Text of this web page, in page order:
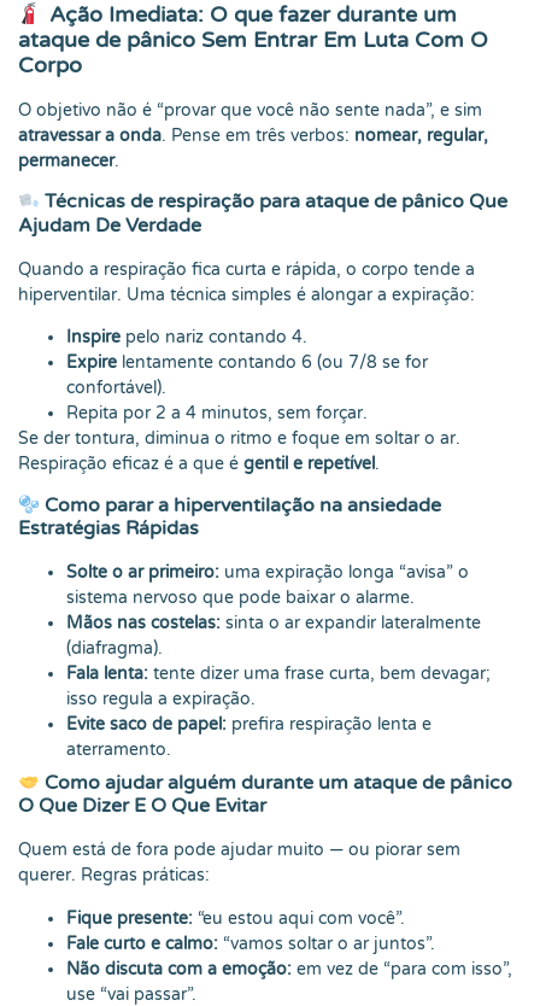
Ação Imediata: O que fazer durante um
ataque de pânico Sem Entrar Em Luta Com O
Corpo
O objetivo não é “provar que você não sente nada”, e sim
atravessar a onda. Pense em três verbos: nomear, regular,
permanecer.
Técnicas de respiração para ataque de pânico Que
Ajudam De Verdade
Quando a respiração fica curta e rápida, o corpo tende a
hiperventilar. Uma técnica simples é alongar a expiração:
Inspire pelo nariz contando 4.
Expire lentamente contando 6 (ou 7/8 se for
confortável).
Repita por 2 a 4 minutos, sem forçar.
Se der tontura, diminua o ritmo e foque em soltar o ar.
Respiração eficaz é a que é gentil e repetível.
Como parar a hiperventilação na ansiedade
Estratégias Rápidas
Solte o ar primeiro: uma expiração longa “avisa” o
sistema nervoso que pode baixar o alarme.
Mãos nas costelas: sinta o ar expandir lateralmente
(diafragma).
Fala lenta: tente dizer uma frase curta, bem devagar;
isso regula a expiração.
Evite saco de papel: prefira respiração lenta e
aterramento.
Como ajudar alguém durante um ataque de pânico
O Que Dizer E O Que Evitar
Quem está de fora pode ajudar muito — ou piorar sem
querer. Regras práticas:
Fique presente: “eu estou aqui com você”.
Fale curto e calmo: “vamos soltar o ar juntos”.
Não discuta com a emoção: em vez de “para com isso”,
use “vai passar”.